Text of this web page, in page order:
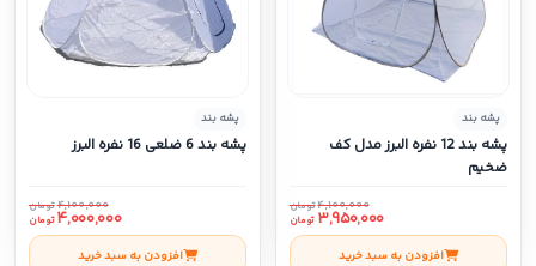
پشه بند
پشه بند 12 نفره البرز مدل کف
ضخیم
۴,۱۰۰,۰۰۰تومان
۳,۹۵۰,۰۰۰ تومان
افزودن به سبد خرید
پشه بند
پشه بند 6 ضلعی 16 نفره البرز
۴,۱۰۰,۰۰۰تومان
۴,۰۰۰,۰۰۰ تومان
افزودن به سبد خرید